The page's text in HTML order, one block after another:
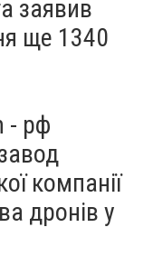
заявив
ще 1340
- рф
компанії
дронів у